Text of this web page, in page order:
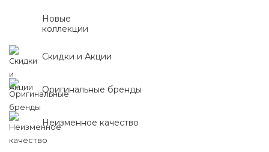
Новые
коллекции
Скидки и Акции
Оригинальные бренды
Неизменное качество